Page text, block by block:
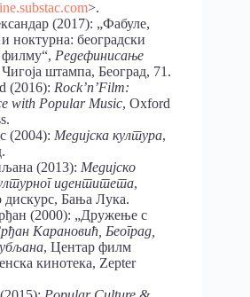
>.
(2017): „Фабуле,
београдски
филму“, Редефинисање
Чигоја штампа, Београд, 71.
(2016): Rock’n’Film:
with Popular Music, Oxford
(2004): Медијска култура,
(2013): Медијско
идентитета,
Бања Лука.
(2000): „Дружење с
Карановић, Београд,
, Центар филм
кинотека, Zepter